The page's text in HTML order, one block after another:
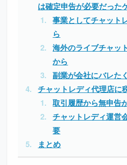
は確定申告が必要だった
事業としてチャット
ら
海外のライブチャッ
から
副業が会社にバレた
チャットレディ代理店に
取引履歴から無申告
チャットレディ運営
要
まとめ